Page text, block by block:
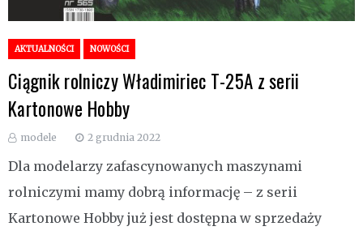
AKTUALNOŚCI NOWOŚCI
Ciągnik rolniczy Władimiriec T-25A z serii
Kartonowe Hobby
modele 2 grudnia 2022
Dla modelarzy zafascynowanych maszynami
rolniczymi mamy dobrą informację – z serii
Kartonowe Hobby już jest dostępna w sprzedaży